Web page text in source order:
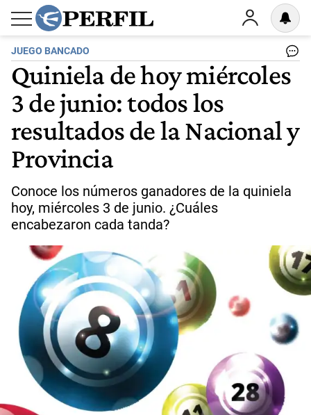
JUEGO BANCADO
Quiniela de hoy miércoles
3 de junio: todos los
resultados de la Nacional y
Provincia
Conoce los números ganadores de la quiniela
hoy, miércoles 3 de junio. ¿Cuáles
encabezaron cada tanda?